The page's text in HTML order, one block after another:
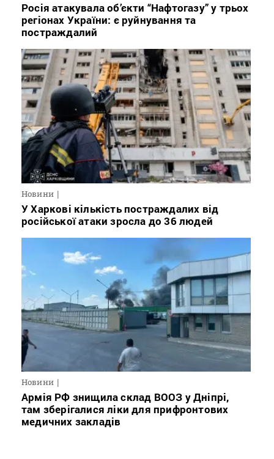
Росія атакувала об’єкти “Нафтогазу” у трьох
регіонах України: є руйнування та
постраждалий
Новини
У Харкові кількість постраждалих від
російської атаки зросла до 36 людей
Новини
Армія РФ знищила склад ВООЗ у Дніпрі,
там зберігалися ліки для прифронтових
медичних закладів